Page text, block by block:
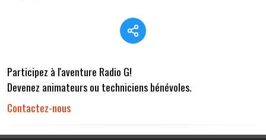
Participez à l'aventure Radio G!
Devenez animateurs ou techniciens bénévoles.
Contactez-nous